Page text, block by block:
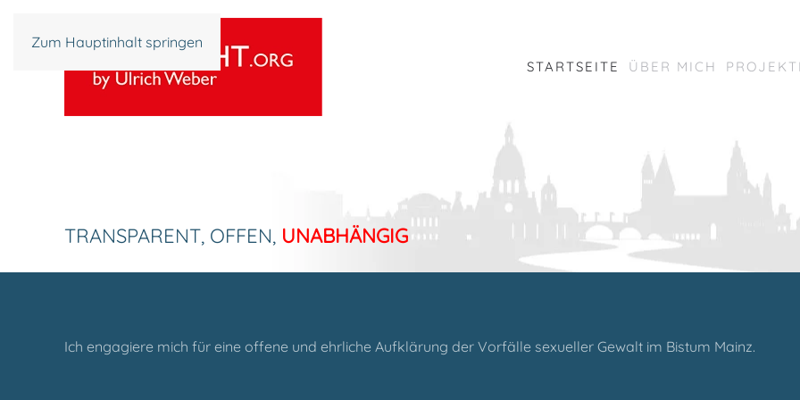
Zum Hauptinhalt springen
STARTSEITE ÜBER MICH
TRANSPARENT, OFFEN, UNABHÄNGIG
Ich engagiere mich für eine offene und ehrliche Aufklärung der Vorfälle sexueller Gewalt im Bistum Mainz.